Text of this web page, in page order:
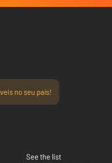
no seu país!
See the list